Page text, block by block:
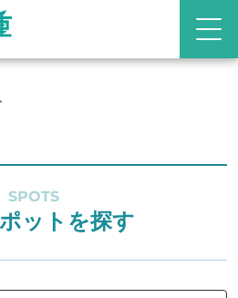
SPOTS
ットを探す